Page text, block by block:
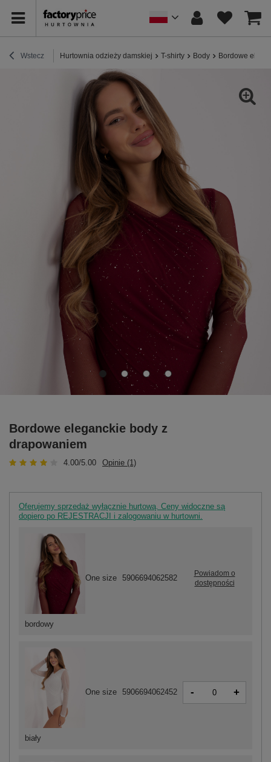
Wstecz Hurtownia odzieży damskiej T-shirty Body Bordowe
Bordowe eleganckie body z
drapowaniem
4.00/5.00 Opinie (1)
Oferujemy sprzedaż wyłącznie hurtową. Ceny widoczne są
dopiero po REJESTRACJI i zalogowaniu w hurtowni.
biały
One size 5906694062452 - +
bordowy
One size 5906694062582
Powiadom o
dostępności